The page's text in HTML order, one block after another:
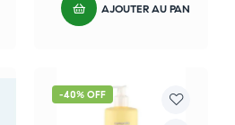
AJOUTER AU PANIER
-40% OFF